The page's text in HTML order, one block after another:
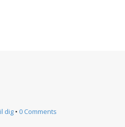
dig • 0 Comments